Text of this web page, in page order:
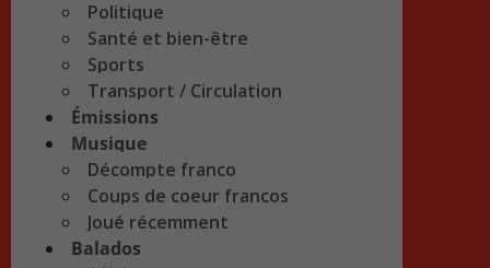
Politique
Santé et bien-être
Sports
Transport / Circulation
Émissions
Musique
Décompte franco
Coups de coeur francos
Joué récemment
Balados